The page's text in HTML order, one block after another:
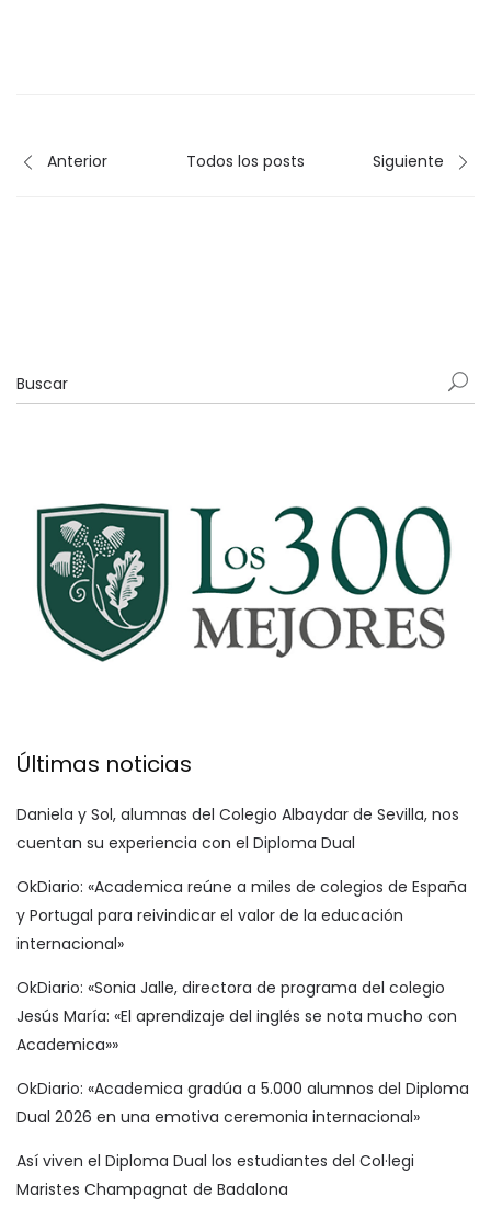
Anterior Todos los posts Siguiente
Últimas noticias
Daniela y Sol, alumnas del Colegio Albaydar de Sevilla, nos
cuentan su experiencia con el Diploma Dual
OkDiario: «Academica reúne a miles de colegios de España
y Portugal para reivindicar el valor de la educación
internacional»
OkDiario: «Sonia Jalle, directora de programa del colegio
Jesús María: «El aprendizaje del inglés se nota mucho con
Academica»»
OkDiario: «Academica gradúa a 5.000 alumnos del Diploma
Dual 2026 en una emotiva ceremonia internacional»
Así viven el Diploma Dual los estudiantes del Col·legi
Maristes Champagnat de Badalona